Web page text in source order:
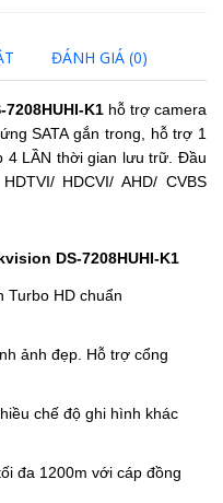
ĐÁNH GIÁ (0)
K1 hỗ trợ camera
SATA gắn trong, hỗ trợ 1
4 LẦN thời gian lưu trữ.Đầu
HDCVI/ AHD/ CVBS
DS-7208HUHI-K1
Turbo HD chuẩn
ảnh đẹp. Hỗ trợ cổng
chế độ ghi hình khác
đa 1200m với cáp đồng